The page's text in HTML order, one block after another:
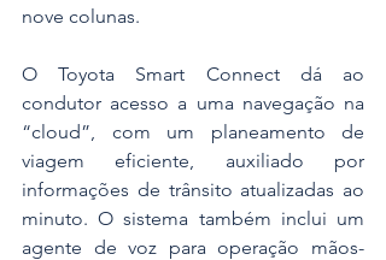
nove colunas.
O Toyota Smart Connect dá ao
condutor acesso a uma navegação na
“cloud”, com um planeamento de
viagem eficiente, auxiliado por
informações de trânsito atualizadas ao
minuto. O sistema também inclui um
agente de voz para operação mãos-